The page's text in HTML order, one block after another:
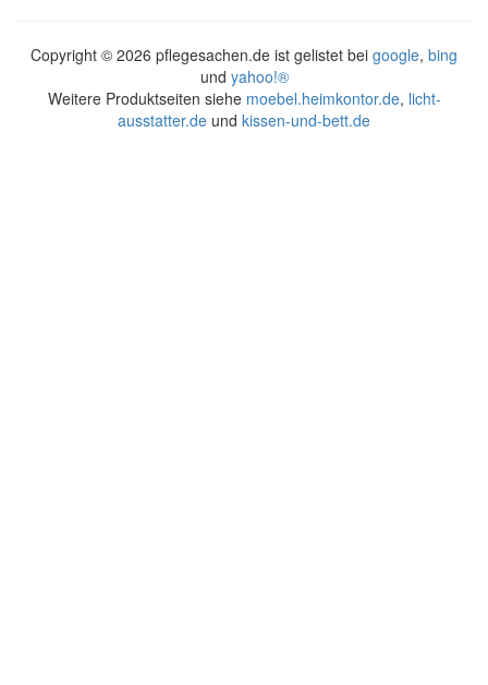
Copyright © 2026 pflegesachen.de ist gelistet bei google, bing
und yahoo!®
Weitere Produktseiten siehe moebel.heimkontor.de, licht-
ausstatter.de und kissen-und-bett.de